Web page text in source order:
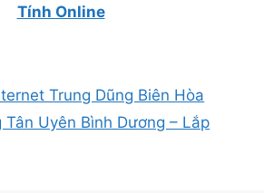
Tính Online
Trung Dũng Biên Hòa
Tân Uyên Bình Dương – Lắp